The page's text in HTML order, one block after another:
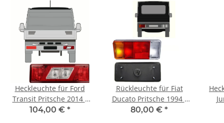
Heckleuchte für Ford
Transit Pritsche 2014 -
2021 hinten rechts
104,00 € *
Rückleuchte für Fiat
Ducato Pritsche 1994 -
2002 links
80,00 € *